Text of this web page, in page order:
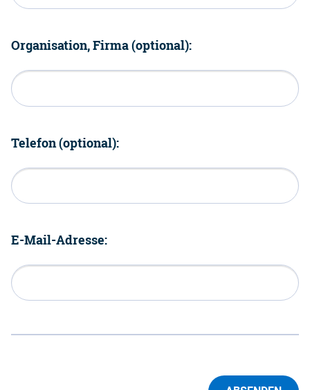
Organisation, Firma (optional):
Telefon (optional):
E-Mail-Adresse: